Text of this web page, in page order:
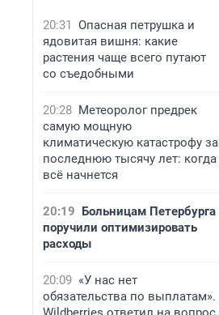
20:31 Опасная петрушка и
ядовитая вишня: какие
растения чаще всего путают
со съедобными
20:28 Метеоролог предрек
самую мощную
климатическую катастрофу за
последнюю тысячу лет: когда
всё начнется
20:19 Больницам Петербурга
поручили оптимизировать
расходы
20:09 «У нас нет
обязательства по выплатам».